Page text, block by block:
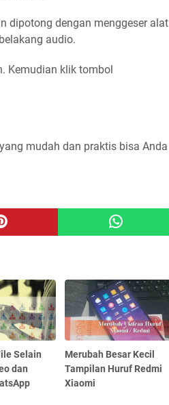
dipotong dengan menggeser alat
audio.
Kemudian klik tombol
mudah dan praktis bisa Anda
Selain
dan
Merubah Besar Kecil
Tampilan Huruf Redmi
Xiaomi